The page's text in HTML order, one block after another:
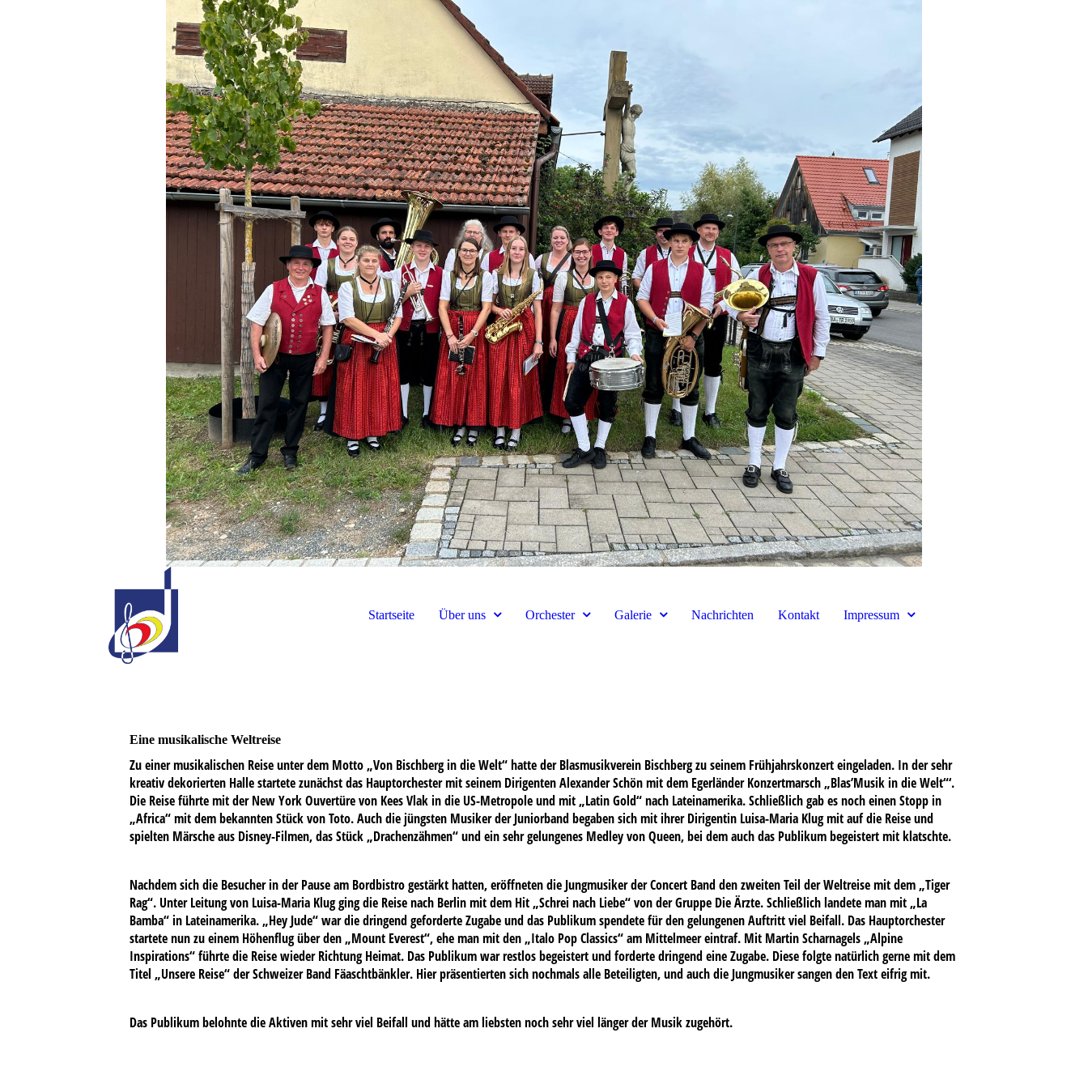
Startseite Über uns Orchester Galerie Nachrichten Kontakt Impressum
Eine musikalische Weltreise
Zu einer musikalischen Reise unter dem Motto „Von Bischberg in die Welt“ hatte der Blasmusikverein Bischberg zu seinem Frühjahrskonzert eingeladen. In der sehr
kreativ dekorierten Halle startete zunächst das Hauptorchester mit seinem Dirigenten Alexander Schön mit dem Egerländer Konzertmarsch „Blas’Musik in die Welt“‘.
Die Reise führte mit der New York Ouvertüre von Kees Vlak in die US-Metropole und mit „Latin Gold“ nach Lateinamerika. Schließlich gab es noch einen Stopp in
„Africa“ mit dem bekannten Stück von Toto. Auch die jüngsten Musiker der Juniorband begaben sich mit ihrer Dirigentin Luisa-Maria Klug mit auf die Reise und
spielten Märsche aus Disney-Filmen, das Stück „Drachenzähmen“ und ein sehr gelungenes Medley von Queen, bei dem auch das Publikum begeistert mit klatschte.
Nachdem sich die Besucher in der Pause am Bordbistro gestärkt hatten, eröffneten die Jungmusiker der Concert Band den zweiten Teil der Weltreise mit dem „Tiger
Rag“. Unter Leitung von Luisa-Maria Klug ging die Reise nach Berlin mit dem Hit „Schrei nach Liebe“ von der Gruppe Die Ärzte. Schließlich landete man mit „La
Bamba“ in Lateinamerika. „Hey Jude“ war die dringend geforderte Zugabe und das Publikum spendete für den gelungenen Auftritt viel Beifall. Das Hauptorchester
startete nun zu einem Höhenflug über den „Mount Everest“, ehe man mit den „Italo Pop Classics“ am Mittelmeer eintraf. Mit Martin Scharnagels „Alpine
Inspirations“ führte die Reise wieder Richtung Heimat. Das Publikum war restlos begeistert und forderte dringend eine Zugabe. Diese folgte natürlich gerne mit dem
Titel „Unsere Reise“ der Schweizer Band Fäaschtbänkler. Hier präsentierten sich nochmals alle Beteiligten, und auch die Jungmusiker sangen den Text eifrig mit.
Das Publikum belohnte die Aktiven mit sehr viel Beifall und hätte am liebsten noch sehr viel länger der Musik zugehört.